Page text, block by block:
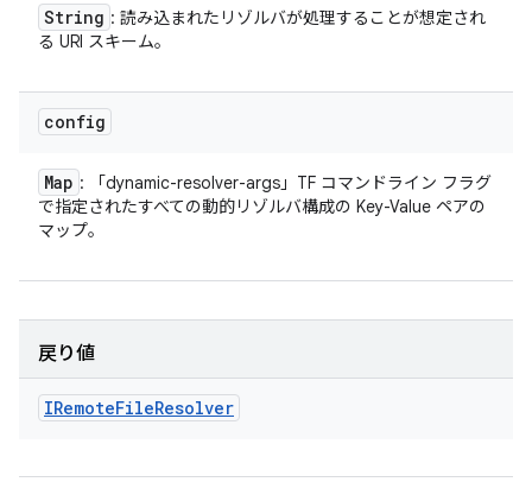
String : 読み込まれたリゾルバが処理することが想定され
る URI スキーム。
config
Map : 「dynamic-resolver-args」TF コマンドライン フラグ
で指定されたすべての動的リゾルバ構成の Key-Value ペアの
マップ。
戻り値
IRemoteFileResolver